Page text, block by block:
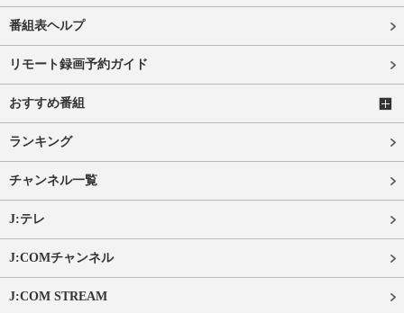
番組表ヘルプ
リモート録画予約ガイド
おすすめ番組
ランキング
チャンネル一覧
J:テレ
J:COMチャンネル
J:COM STREAM